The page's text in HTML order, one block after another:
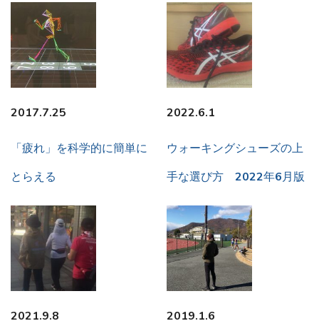
2017.7.25
「疲れ」を科学的に簡単に
とらえる
2022.6.1
ウォーキングシューズの上
手な選び方 2022年6月版
2021.9.8 2019.1.6